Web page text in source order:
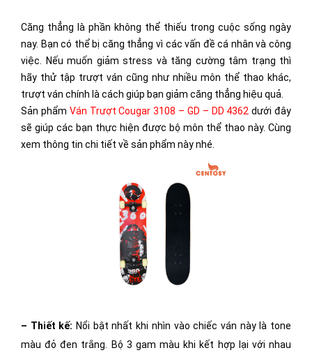
Căng thẳng là phần không thể thiếu trong cuộc sống ngày
nay. Bạn có thể bị căng thẳng vì các vấn đề cá nhân và công
việc. Nếu muốn giảm stress và tăng cường tâm trạng thì
hãy thử tập trượt ván cũng như nhiều môn thể thao khác,
trượt ván chính là cách giúp bạn giảm căng thẳng hiệu quả.
Sản phẩm Ván Trượt Cougar 3108 – GD – DD 4362 dưới đây
sẽ giúp các bạn thực hiện được bộ môn thể thao này. Cùng
xem thông tin chi tiết về sản phẩm này nhé.
– Thiết kế: Nổi bật nhất khi nhìn vào chiếc ván này là tone
màu đỏ đen trắng. Bộ 3 gam màu khi kết hợp lại với nhau